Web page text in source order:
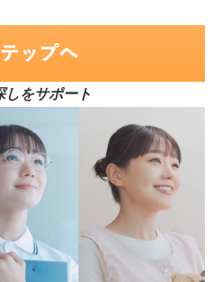
しをサポート